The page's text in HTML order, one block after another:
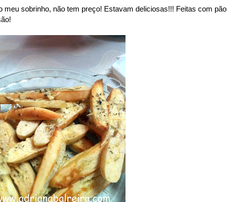
meu sobrinho, não tem preço! Estavam deliciosas!!! Feitas com pão